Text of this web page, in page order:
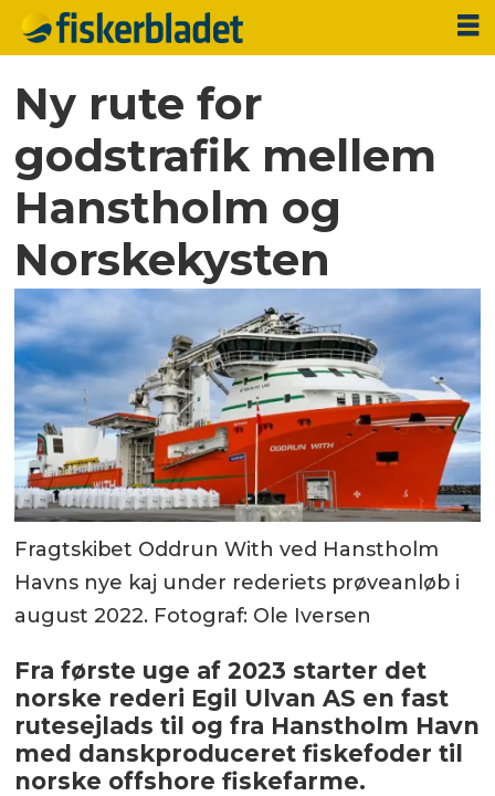
Ny rute for
godstrafik mellem
Hanstholm og
Norskekysten
Fragtskibet Oddrun With ved Hanstholm
Havns nye kaj under rederiets prøveanløb i
august 2022. Fotograf: Ole Iversen
Fra første uge af 2023 starter det
norske rederi Egil Ulvan AS en fast
rutesejlads til og fra Hanstholm Havn
med danskproduceret fiskefoder til
norske offshore fiskefarme.